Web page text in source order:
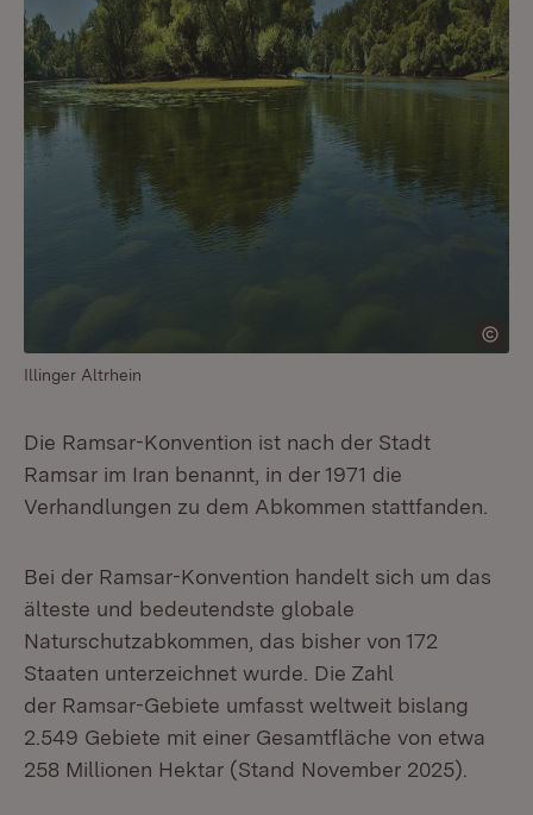
Illinger Altrhein
Die Ramsar-Konvention ist nach der Stadt
Ramsar im Iran benannt, in der 1971 die
Verhandlungen zu dem Abkommen stattfanden.
Bei der Ramsar-Konvention handelt sich um das
älteste und bedeutendste globale
Naturschutzabkommen, das bisher von 172
Staaten unterzeichnet wurde. Die Zahl
der Ramsar-Gebiete umfasst weltweit bislang
2.549 Gebiete mit einer Gesamtfläche von etwa
258 Millionen Hektar (Stand November 2025).